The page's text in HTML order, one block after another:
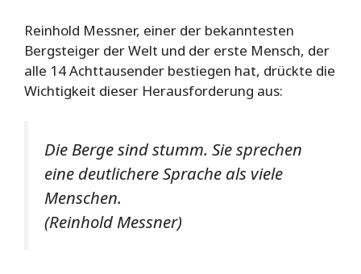
Reinhold Messner, einer der bekanntesten
Bergsteiger der Welt und der erste Mensch, der
alle 14 Achttausender bestiegen hat, drückte die
Wichtigkeit dieser Herausforderung aus:
Die Berge sind stumm. Sie sprechen
eine deutlichere Sprache als viele
Menschen.
(Reinhold Messner)